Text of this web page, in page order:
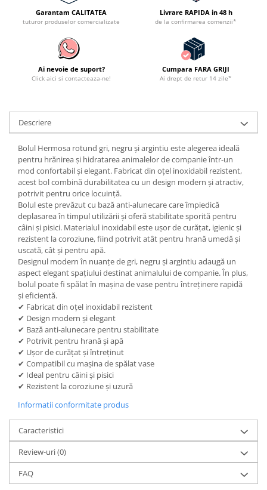
Garantam CALITATEA
tuturor produselor comercializate
Livrare RAPIDA in 48 h
de la confirmarea comenzii*
Ai nevoie de suport?
Click aici si contacteaza-ne!
Cumpara FARA GRIJI
Ai drept de retur 14 zile*
Descriere
Bolul Hermosa rotund gri, negru și argintiu este alegerea ideală
pentru hrănirea și hidratarea animalelor de companie într-un
mod confortabil și elegant. Fabricat din oțel inoxidabil rezistent,
acest bol combină durabilitatea cu un design modern și atractiv,
potrivit pentru orice locuință.
Bolul este prevăzut cu bază anti-alunecare care împiedică
deplasarea în timpul utilizării și oferă stabilitate sporită pentru
câini și pisici. Materialul inoxidabil este ușor de curățat, igienic și
rezistent la coroziune, fiind potrivit atât pentru hrană umedă și
uscată, cât și pentru apă.
Designul modern în nuanțe de gri, negru și argintiu adaugă un
aspect elegant spațiului destinat animalului de companie. În plus,
bolul poate fi spălat în mașina de vase pentru întreținere rapidă
și eficientă.
✔ Fabricat din oțel inoxidabil rezistent
✔ Design modern și elegant
✔ Bază anti-alunecare pentru stabilitate
✔ Potrivit pentru hrană și apă
✔ Ușor de curățat și întreținut
✔ Compatibil cu mașina de spălat vase
✔ Ideal pentru câini și pisici
✔ Rezistent la coroziune și uzură
Informatii conformitate produs
Caracteristici
Review-uri(0)
FAQ